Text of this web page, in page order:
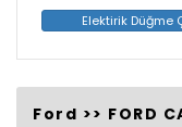
Elektirik Düğme
Ford >> FORD